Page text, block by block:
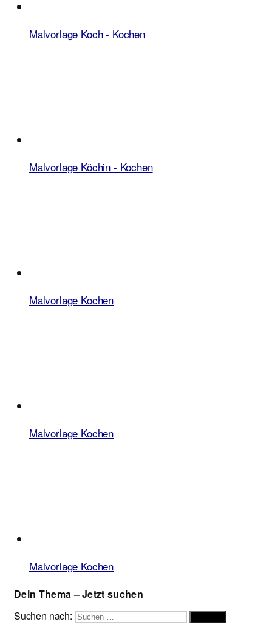
Malvorlage Koch - Kochen
Malvorlage Köchin - Kochen
Malvorlage Kochen
Malvorlage Kochen
Malvorlage Kochen
Dein Thema – Jetzt suchen
Suchen nach: